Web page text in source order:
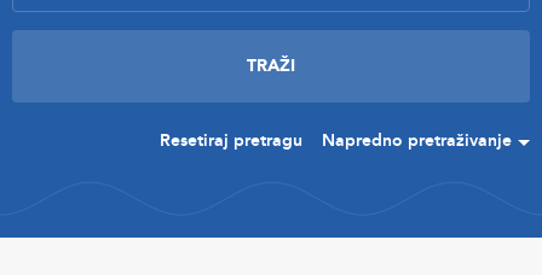
Resetiraj pretragu Napredno pretraživanje